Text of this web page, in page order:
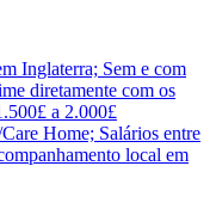
Inglaterra; Sem e com
diretamente com os
a 2.000£
Home; Salários entre
local em